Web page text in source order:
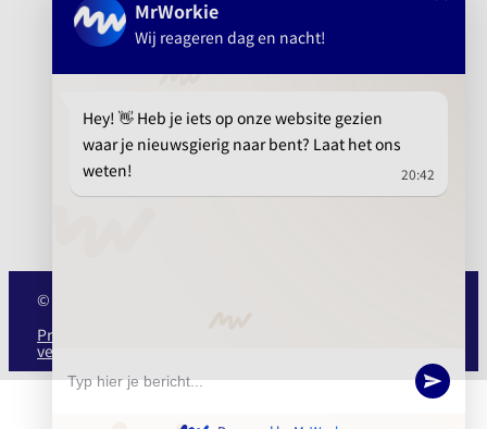
info@mrwork.nl
© MrWork 2025
Privacy
verklaring